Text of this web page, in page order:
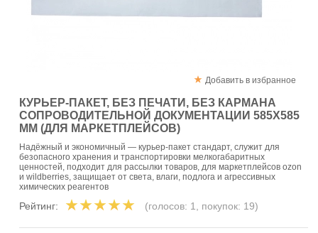
Добавить в избранное
КУРЬЕР-ПАКЕТ, БЕЗ ПЕЧАТИ, БЕЗ КАРМАНА
СОПРОВОДИТЕЛЬНОЙ ДОКУМЕНТАЦИИ 585X585
ММ (ДЛЯ МАРКЕТПЛЕЙСОВ)
Надёжный и экономичный — курьер-пакет стандарт, служит для
безопасного хранения и транспортировки мелкогабаритных
ценностей, подходит для рассылки товаров, для маркетплейсов ozon
и wildberries, защищает от света, влаги, подлога и агрессивных
химических реагентов
Рейтинг: (голосов: 1, покупок: 19)